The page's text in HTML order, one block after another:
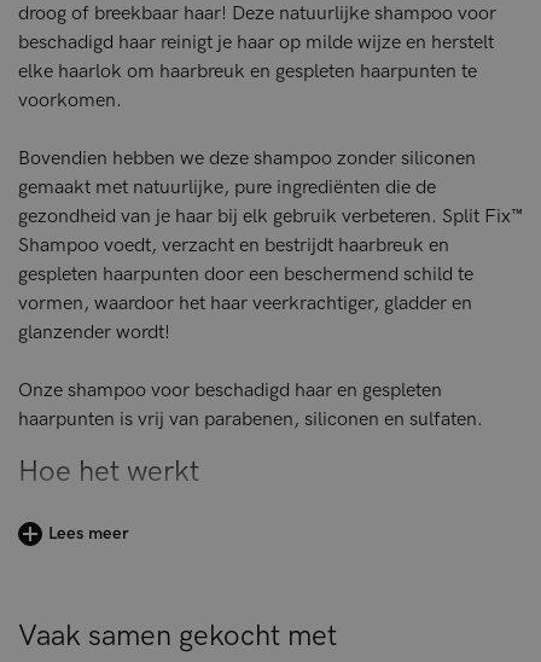
droog of breekbaar haar! Deze natuurlijke shampoo voor
beschadigd haar reinigt je haar op milde wijze en herstelt
elke haarlok om haarbreuk en gespleten haarpunten te
voorkomen.
Bovendien hebben we deze shampoo zonder siliconen
gemaakt met natuurlijke, pure ingrediënten die de
gezondheid van je haar bij elk gebruik verbeteren. Split Fix™
Shampoo voedt, verzacht en bestrijdt haarbreuk en
gespleten haarpunten door een beschermend schild te
vormen, waardoor het haar veerkrachtiger, gladder en
glanzender wordt!
Onze shampoo voor beschadigd haar en gespleten
haarpunten is vrij van parabenen, siliconen en sulfaten.
Hoe het werkt
De strijd tegen gespleten haarpunten begint onder de
gevoeliger is voor gespleten haarpunten en haarbreuk.
Lees meer
Vaak samen gekocht met